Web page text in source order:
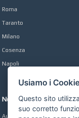
Roma
Taranto
Milano
Cosenza
Napoli
Network
Automobili Online
Usiamo i
Questo sito
suo corretto